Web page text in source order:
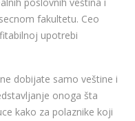
fakultetu. Ceo
upotrebi
dobijate samo veštine i
onoga šta
kako za polaznike koji